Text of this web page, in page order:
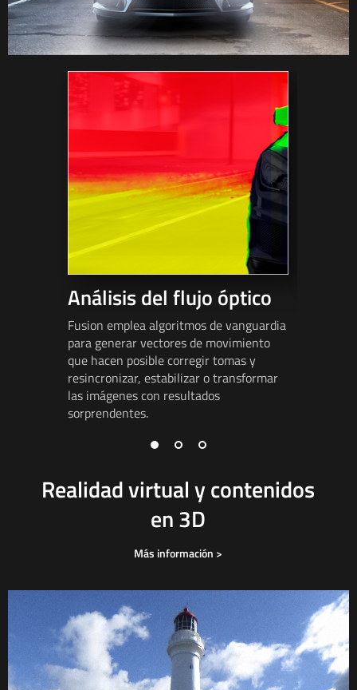
Análisis del flujo óptico
Fusion emplea algoritmos de vanguardia
para generar vectores de movimiento
que hacen posible corregir tomas y
resincronizar, estabilizar o transformar
las imágenes con resultados
sorprendentes.
Realidad virtual y contenidos
en 3D
Más información >